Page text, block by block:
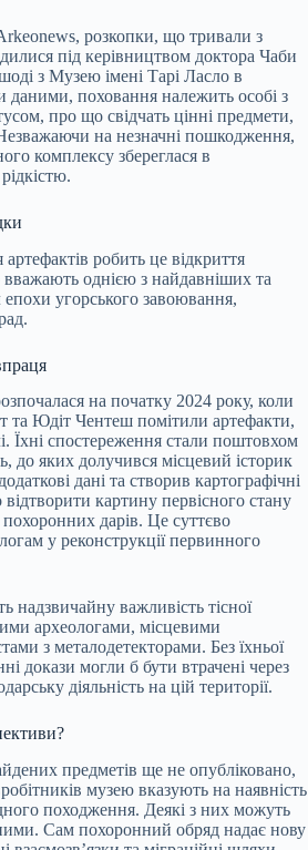
розкопки, що тривали з
під керівництвом доктора Чаби
з Музею імені Тарі Ласло в
даними, поховання належить особі з
про що свідчать цінні предмети,
на незначні пошкодження,
комплексу збереглася в
робить це відкриття
однією з найдавніших та
угорського завоювання,
на початку 2024 року, коли
Юдіт Чентеш помітили артефакти,
Їхні спостереження стали поштовхом
до яких долучився місцевий історик
дані та створив картографічні
картину первісного стану
дарів. Це суттєво
у реконструкції первинного
надзвичайну важливість тісної
археологами, місцевими
з металодетекторами. Без їхньої
докази могли б бути втрачені через
діяльність на цій території.
предметів ще не опубліковано,
музею вказують на наявність
походження. Деякі з них можуть
Сам похоронний обряд надає нову